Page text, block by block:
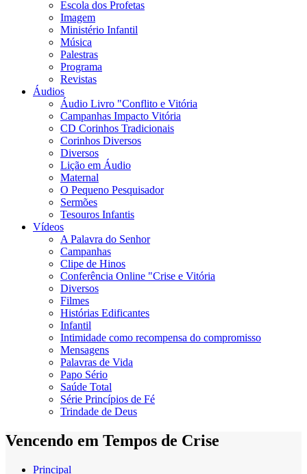
Escola dos Profetas
Imagem
Ministério Infantil
Música
Palestras
Programa
Revistas
Áudios
Áudio Livro "Conflito e Vitória
Campanhas Impacto Vitória
CD Corinhos Tradicionais
Corinhos Diversos
Diversos
Lição em Áudio
Maternal
O Pequeno Pesquisador
Sermões
Tesouros Infantis
Vídeos
A Palavra do Senhor
Campanhas
Clipe de Hinos
Conferência Online "Crise e Vitória
Diversos
Filmes
Histórias Edificantes
Infantil
Intimidade como recompensa do compromisso
Mensagens
Palavras de Vida
Papo Sério
Saúde Total
Série Princípios de Fé
Trindade de Deus
Vencendo em Tempos de Crise
Principal